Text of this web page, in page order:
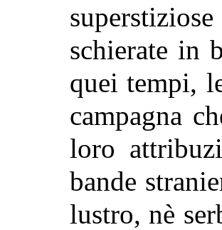
schierate in
quei tempi,
campagna
loro
bande
lustro, nè